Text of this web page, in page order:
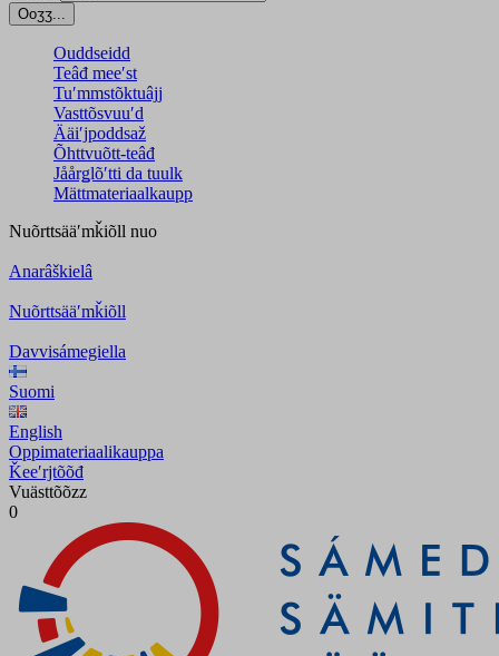
Ooʒʒ...
Ouddseidd
Teâđ meeʹst
Tuʹmmstõktuâjj
Vasttõsvuuʹd
Ääiʹjpoddsaž
Õhttvuõtt-teâđ
Jåårǥlõʹtti da tuulk
Mättmateriaalkaupp
Nuõrttsääʹmǩiõll nuo
Anarâškielâ
Nuõrttsääʹmǩiõll
Davvisámegiella
Suomi
English
Oppimateriaalikauppa
Ǩeeʹrjtõõđ
Vuästtõõzz
0